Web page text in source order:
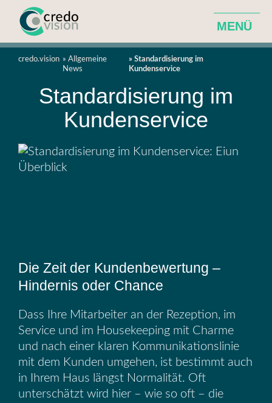
MENÜ
Agentur für ganzheitliche Hotelentwicklung
Leistungen
News
credo.vision
Allgemeine
News
Standardisierung im
Kundenservice
Standardisierung im
Kundenservice
Die Zeit der Kundenbewertung –
Hindernis oder Chance
Dass Ihre Mitarbeiter an der Rezeption, im
Service und im Housekeeping mit Charme
und nach einer klaren Kommunikationslinie
mit dem Kunden umgehen, ist bestimmt auch
in Ihrem Haus längst Normalität. Oft
unterschätzt wird hier – wie so oft – die